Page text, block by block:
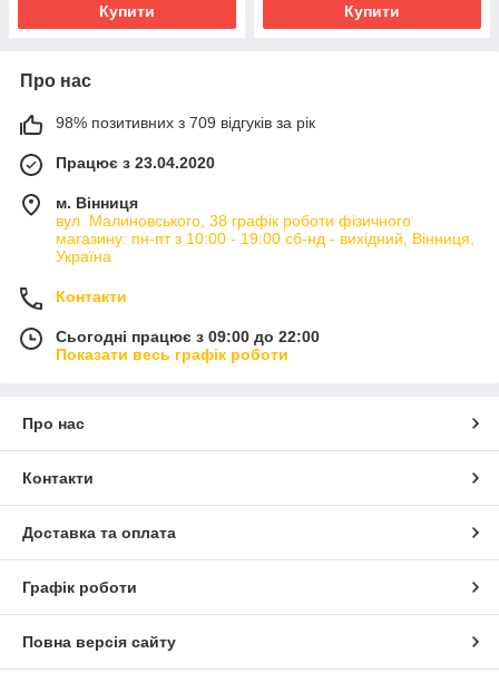
Купити Купити
Про нас
98% позитивних з 709 відгуків за рік
Працює з 23.04.2020
м. Вінниця
вул. Малиновського, 38 графік роботи фізичного
магазину: пн-пт з 10:00 - 19:00 сб-нд - вихідний, Вінниця,
Україна
Контакти
Сьогодні працює з 09:00 до 22:00
Показати весь графік роботи
Про нас
Контакти
Доставка та оплата
Графік роботи
Повна версія сайту